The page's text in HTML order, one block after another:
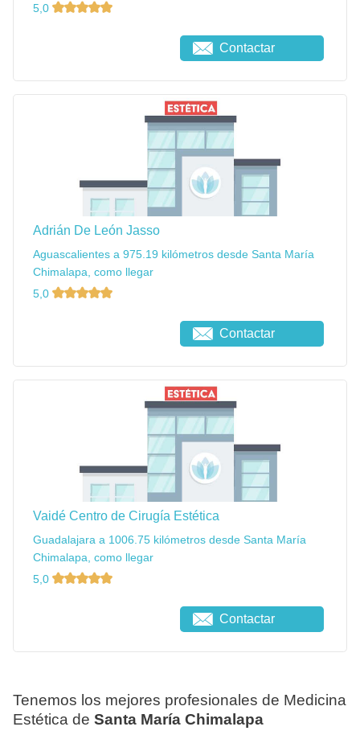
5,0
Contactar
Adrián De León Jasso
Aguascalientes a 975.19 kilómetros desde Santa María
Chimalapa, como llegar
5,0
Contactar
Vaidé Centro de Cirugía Estética
Guadalajara a 1006.75 kilómetros desde Santa María
Chimalapa, como llegar
5,0
Contactar
Tenemos los mejores profesionales de Medicina
Estética de Santa María Chimalapa